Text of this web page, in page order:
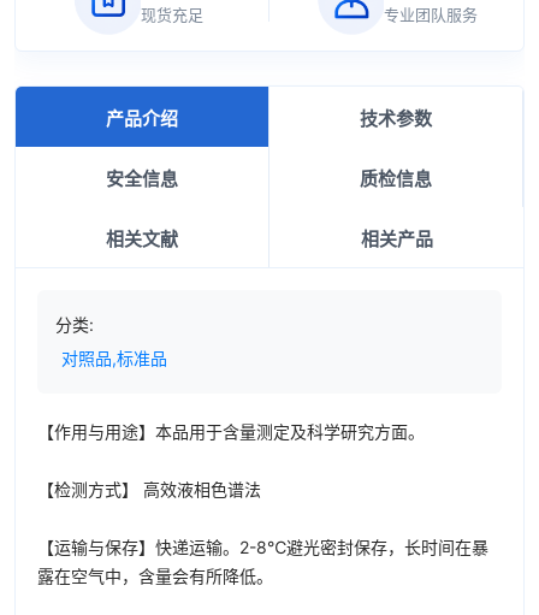
现货充足 专业团队服务
产品介绍 技术参数
安全信息 质检信息
相关文献 相关产品
分类:
对照品,标准品
【作用与用途】本品用于含量测定及科学研究方面。
【检测方式】 高效液相色谱法
【运输与保存】快递运输。2-8℃避光密封保存，长时间在暴
露在空气中，含量会有所降低。